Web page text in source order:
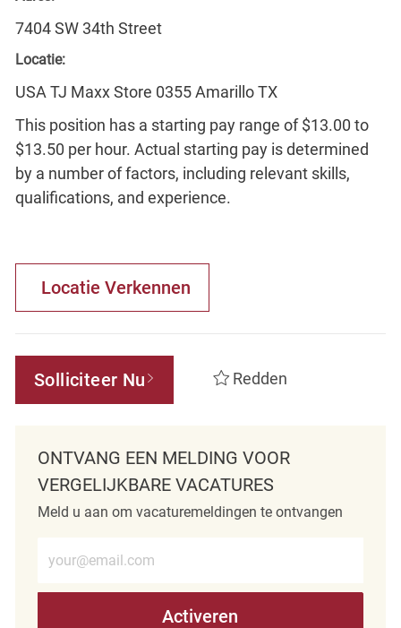
7404 SW 34th Street
Locatie:
USA TJ Maxx Store 0355 Amarillo TX
This position has a starting pay range of $13.00 to
$13.50 per hour. Actual starting pay is determined
by a number of factors, including relevant skills,
qualifications, and experience.
Locatie Verkennen
Solliciteer Nu Redden
ONTVANG EEN MELDING VOOR
VERGELIJKBARE VACATURES
Meld u aan om vacaturemeldingen te ontvangen
Activeren